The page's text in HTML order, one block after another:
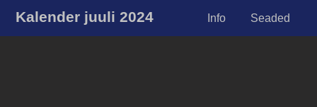
Kalender juuli 2024 Info Seaded